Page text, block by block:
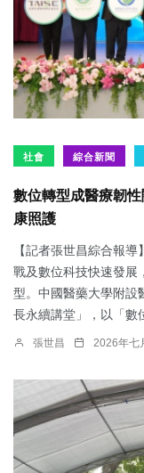
社會 綜合新聞
數位轉型成醫療韌
康照護
【記者張世昌綜合報
戰及數位科技快速發展
型。中國醫藥大學附設
長永續講堂」，以「數
張世昌 2026年七